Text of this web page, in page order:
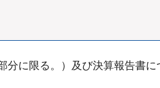
に限る。）及び決算報告書